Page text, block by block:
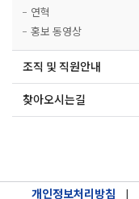
연혁
홍보 동영상
조직 및 직원안내
찾아오시는길
개인정보처리방침